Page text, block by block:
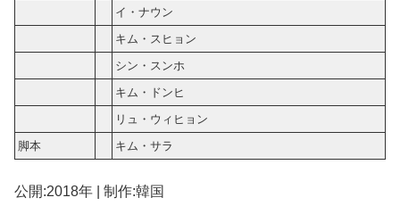
イ・ナウン
キム・スヒョン
シン・スンホ
キム・ドンヒ
リュ・ウィヒョン
脚本
キム・サラ
公開:2018年 | 制作:韓国